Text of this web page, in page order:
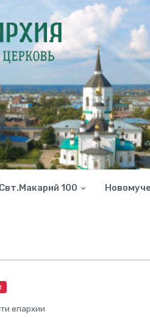
Свт.Макарий 100
епархии